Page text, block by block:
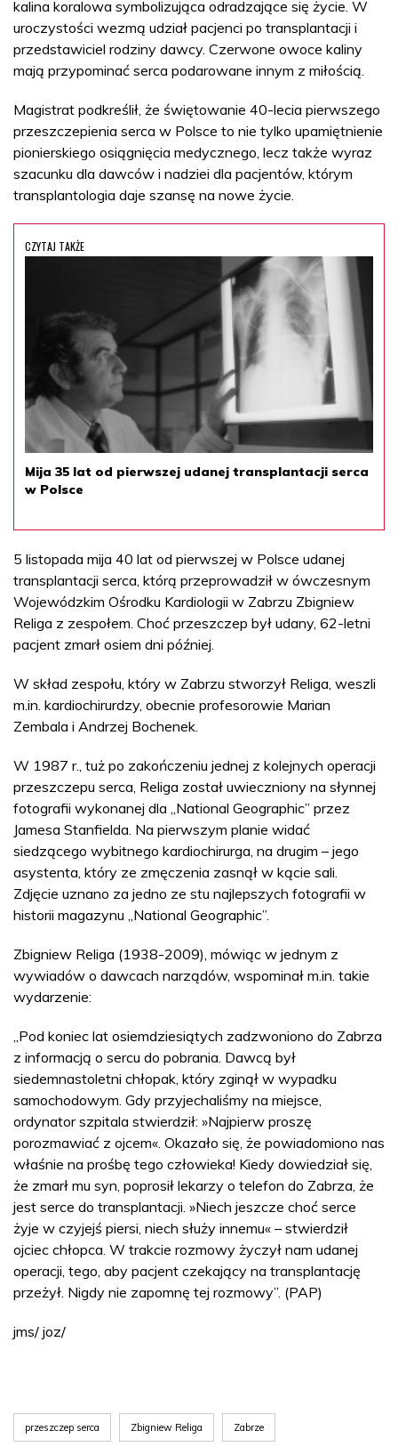
kalina koralowa symbolizująca odradzające się życie. W
uroczystości wezmą udział pacjenci po transplantacji i
przedstawiciel rodziny dawcy. Czerwone owoce kaliny
mają przypominać serca podarowane innym z miłością.
Magistrat podkreślił, że świętowanie 40-lecia pierwszego
przeszczepienia serca w Polsce to nie tylko upamiętnienie
pionierskiego osiągnięcia medycznego, lecz także wyraz
szacunku dla dawców i nadziei dla pacjentów, którym
transplantologia daje szansę na nowe życie.
CZYTAJ TAKŻE
Mija 35 lat od pierwszej udanej transplantacji serca
w Polsce
5 listopada mija 40 lat od pierwszej w Polsce udanej
transplantacji serca, którą przeprowadził w ówczesnym
Wojewódzkim Ośrodku Kardiologii w Zabrzu Zbigniew
Religa z zespołem. Choć przeszczep był udany, 62-letni
pacjent zmarł osiem dni później.
W skład zespołu, który w Zabrzu stworzył Religa, weszli
m.in. kardiochirurdzy, obecnie profesorowie Marian
Zembala i Andrzej Bochenek.
W 1987 r., tuż po zakończeniu jednej z kolejnych operacji
przeszczepu serca, Religa został uwieczniony na słynnej
fotografii wykonanej dla „National Geographic” przez
Jamesa Stanfielda. Na pierwszym planie widać
siedzącego wybitnego kardiochirurga, na drugim – jego
asystenta, który ze zmęczenia zasnął w kącie sali.
Zdjęcie uznano za jedno ze stu najlepszych fotografii w
historii magazynu „National Geographic”.
Zbigniew Religa (1938-2009), mówiąc w jednym z
wywiadów o dawcach narządów, wspominał m.in. takie
wydarzenie:
„Pod koniec lat osiemdziesiątych zadzwoniono do Zabrza
z informacją o sercu do pobrania. Dawcą był
siedemnastoletni chłopak, który zginął w wypadku
samochodowym. Gdy przyjechaliśmy na miejsce,
ordynator szpitala stwierdził: »Najpierw proszę
porozmawiać z ojcem«. Okazało się, że powiadomiono nas
właśnie na prośbę tego człowieka! Kiedy dowiedział się,
że zmarł mu syn, poprosił lekarzy o telefon do Zabrza, że
jest serce do transplantacji. »Niech jeszcze choć serce
żyje w czyjejś piersi, niech służy innemu« – stwierdził
ojciec chłopca. W trakcie rozmowy życzył nam udanej
operacji, tego, aby pacjent czekający na transplantację
przeżył. Nigdy nie zapomnę tej rozmowy”. (PAP)
jms/ joz/
przeszczep serca Zbigniew Religa Zabrze